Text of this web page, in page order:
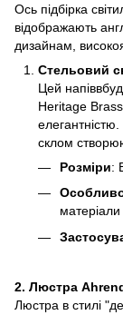
Ось підбірка
відображають
дизайнам,
Стельовий
Цей
Heritage
склом
Розміри:
2. Люстра
Люстра в стилі